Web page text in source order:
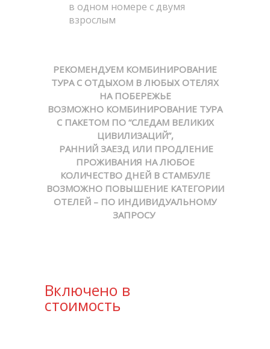
в одном номере с двумя
взрослым
РЕКОМЕНДУЕМ КОМБИНИРОВАНИЕ
ТУРА С ОТДЫХОМ В ЛЮБЫХ ОТЕЛЯХ
НА ПОБЕРЕЖЬЕ
ВОЗМОЖНО КОМБИНИРОВАНИЕ ТУРА
С ПАКЕТОМ ПО “СЛЕДАМ ВЕЛИКИХ
ЦИВИЛИЗАЦИЙ”,
РАННИЙ ЗАЕЗД ИЛИ ПРОДЛЕНИЕ
ПРОЖИВАНИЯ НА ЛЮБОЕ
КОЛИЧЕСТВО ДНЕЙ В СТАМБУЛЕ
ВОЗМОЖНО ПОВЫШЕНИЕ КАТЕГОРИИ
ОТЕЛЕЙ – ПО ИНДИВИДУАЛЬНОМУ
ЗАПРОСУ
Включено в
стоимость